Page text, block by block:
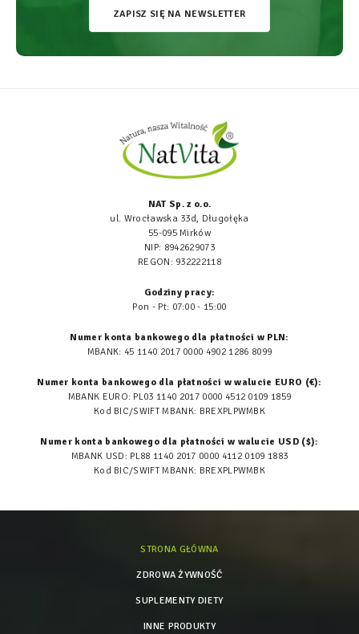
ZAPISZ SIĘ NA NEWSLETTER
NAT Sp. z o.o.
ul. Wrocławska 33d, Długołęka
55-095 Mirków
NIP: 8942629073
REGON: 932222118
Godziny pracy:
Pon - Pt: 07:00 - 15:00
Numer konta bankowego dla płatności w PLN:
MBANK: 45 1140 2017 0000 4902 1286 8099
Numer konta bankowego dla płatności w walucie EURO (€):
MBANK EURO: PL03 1140 2017 0000 4512 0109 1859
Kod BIC/SWIFT MBANK: BREXPLPWMBK
Numer konta bankowego dla płatności w walucie USD ($):
MBANK USD: PL88 1140 2017 0000 4112 0109 1883
Kod BIC/SWIFT MBANK: BREXPLPWMBK
STRONA GŁÓWNA
ZDROWA ŻYWNOŚĆ
SUPLEMENTY DIETY
INNE PRODUKTY